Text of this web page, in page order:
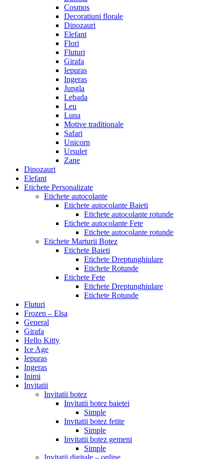
Cosmos
Decoratiuni florale
Dinozauri
Elefant
Flori
Fluturi
Girafa
Iepuras
Ingeras
Jungla
Lebada
Leu
Luna
Motive traditionale
Safari
Unicorn
Ursulet
Zane
Dinozauri
Elefant
Etichete Personalizate
Etichete autocolante
Etichete autocolante Baieti
Etichete autocolante rotunde
Etichete autocolante Fete
Etichete autocolante rotunde
Etichete Marturii Botez
Etichete Baieti
Etichete Dreptunghiulare
Etichete Rotunde
Etichete Fete
Etichete Dreptunghiulare
Etichete Rotunde
Fluturi
Frozen – Elsa
General
Girafa
Hello Kitty
Ice Age
Iepuras
Ingeras
Inimi
Invitatii
Invitatii botez
Invitatii botez baietei
Simple
Invitatii botez fetite
Simple
Invitatii botez gemeni
Simple
Invitatii digitale – online